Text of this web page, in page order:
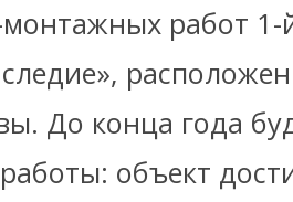
работ 1-
До конца года
объект